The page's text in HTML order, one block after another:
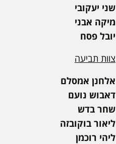
שני יעקובי
מיקה אבני
יובל פסח
צוות תביעה
אלחנן אמסלם
דאבוש נועם
שחר בדש
ליאור בוקובזה
ליהי רוכמן